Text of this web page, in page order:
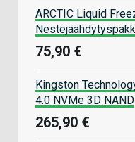
ARCTIC Liquid
75,90 €
Kingston
4.0 NVMe 3D NAND
265,90 €